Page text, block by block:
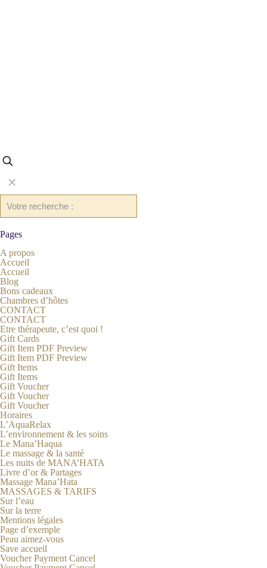
✕
Pages
A propos
Accueil
Accueil
Blog
Bons cadeaux
Chambres d’hôtes
CONTACT
CONTACT
Etre thérapeute, c’est quoi !
Gift Cards
Gift Item PDF Preview
Gift Item PDF Preview
Gift Items
Gift Items
Gift Voucher
Gift Voucher
Gift Voucher
Horaires
L’AquaRelax
L’environnement & les soins
Le Mana’Haqua
Le massage & la santé
Les nuits de MANA’HATA
Livre d’or & Partages
Massage Mana’Hata
MASSAGES & TARIFS
Sur l’eau
Sur la terre
Mentions légales
Page d’exemple
Peau aimez-vous
Save accueil
Voucher Payment Cancel